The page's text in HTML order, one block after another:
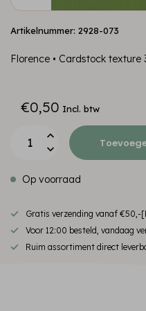
Artikelnummer: 2928-073
Florence • Cardstock texture
€0,50 Incl. btw
Op voorraad
Gratis verzending vanaf €50,-
Voor 12:00 besteld, vandaag
Ruim assortiment direct